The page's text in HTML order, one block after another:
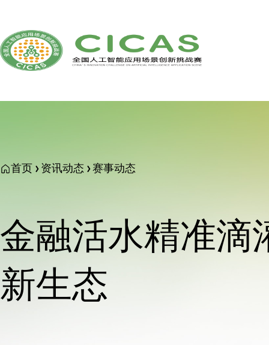
首页 资讯动态 赛事动态
金融活水精准滴
新生态